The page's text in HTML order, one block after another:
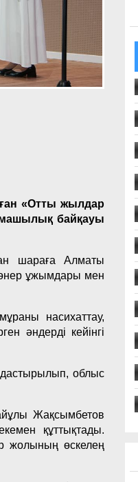
«Отты жылдар
байқауы
шараға Алматы
ұжымдары мен
насихаттау,
әндерді кейінгі
облыс
Жақсымбетов
құттықтады.
жолының өскелең